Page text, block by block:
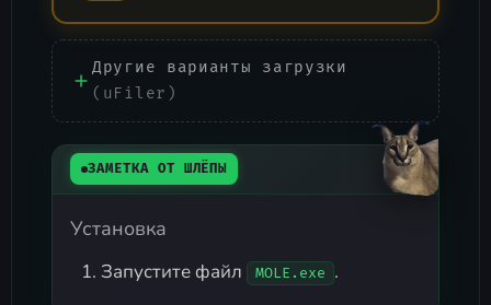
Другие варианты загрузки
(uFiler)
ЗАМЕТКА ОТ ШЛЁПЫ
Установка
Запустите файл MOLE.exe .